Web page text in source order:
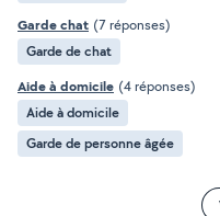
Garde chat (7 réponses)
Garde de chat
Aide à domicile (4 réponses)
Aide à domicile
Garde de personne âgée